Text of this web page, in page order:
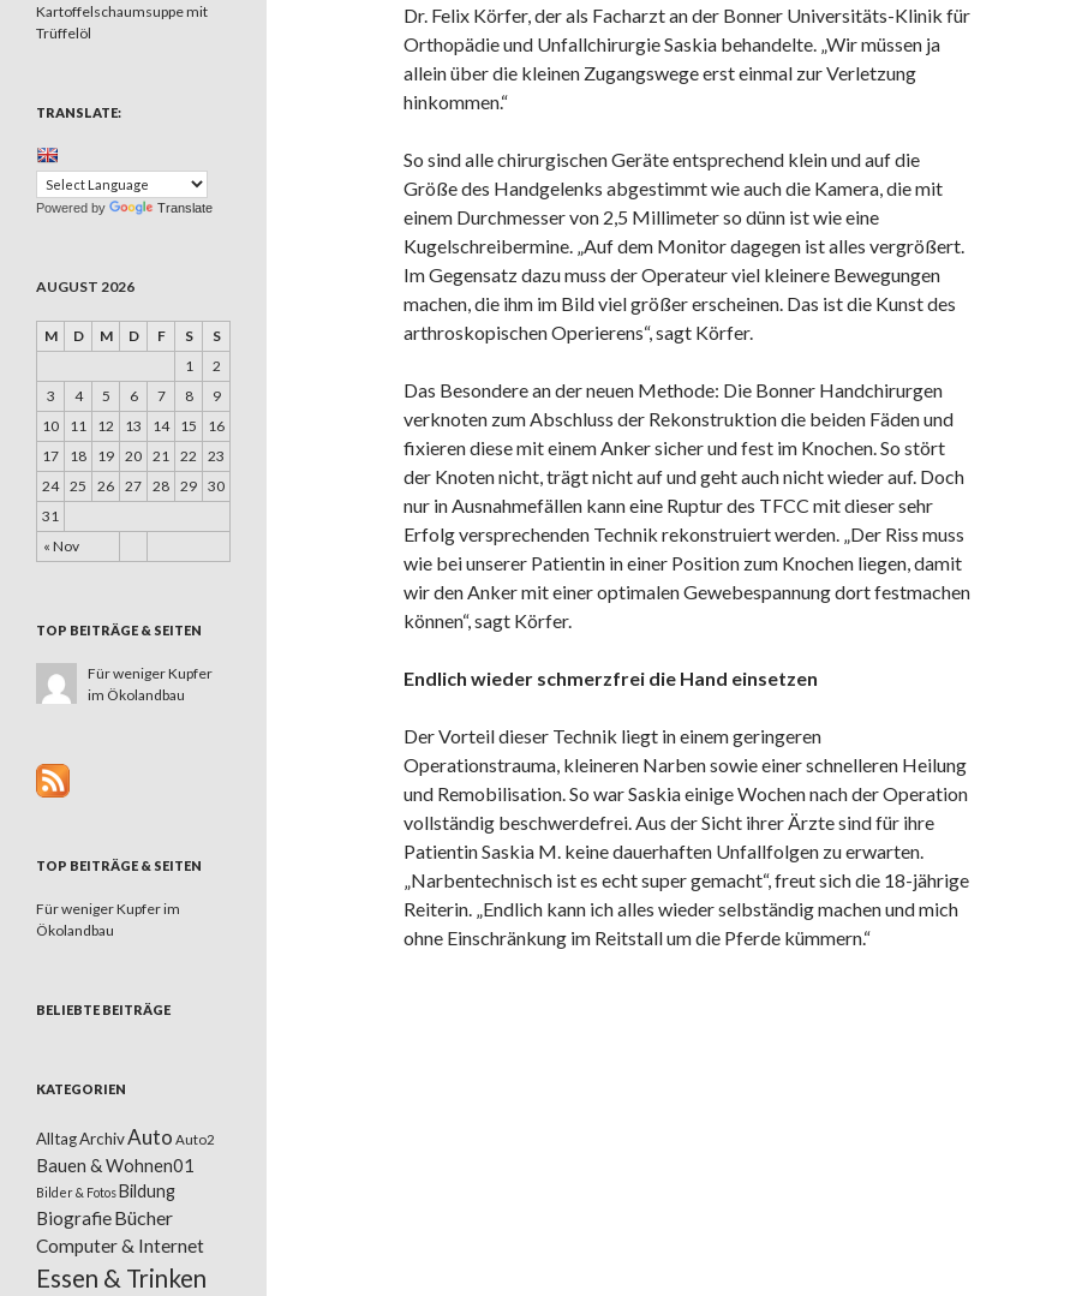
Dr. Felix Körfer, der als Facharzt an der Bonner Universitäts-Klinik für
Orthopädie und Unfallchirurgie Saskia behandelte. „Wir müssen ja
allein über die kleinen Zugangswege erst einmal zur Verletzung
hinkommen.“
So sind alle chirurgischen Geräte entsprechend klein und auf die
Größe des Handgelenks abgestimmt wie auch die Kamera, die mit
einem Durchmesser von 2,5 Millimeter so dünn ist wie eine
Kugelschreibermine. „Auf dem Monitor dagegen ist alles vergrößert.
Im Gegensatz dazu muss der Operateur viel kleinere Bewegungen
machen, die ihm im Bild viel größer erscheinen. Das ist die Kunst des
arthroskopischen Operierens“, sagt Körfer.
Das Besondere an der neuen Methode: Die Bonner Handchirurgen
verknoten zum Abschluss der Rekonstruktion die beiden Fäden und
fixieren diese mit einem Anker sicher und fest im Knochen. So stört
der Knoten nicht, trägt nicht auf und geht auch nicht wieder auf. Doch
nur in Ausnahmefällen kann eine Ruptur des TFCC mit dieser sehr
Erfolg versprechenden Technik rekonstruiert werden. „Der Riss muss
wie bei unserer Patientin in einer Position zum Knochen liegen, damit
wir den Anker mit einer optimalen Gewebespannung dort festmachen
können“, sagt Körfer.
Endlich wieder schmerzfrei die Hand einsetzen
Der Vorteil dieser Technik liegt in einem geringeren
Operationstrauma, kleineren Narben sowie einer schnelleren Heilung
und Remobilisation. So war Saskia einige Wochen nach der Operation
vollständig beschwerdefrei. Aus der Sicht ihrer Ärzte sind für ihre
Patientin Saskia M. keine dauerhaften Unfallfolgen zu erwarten.
„Narbentechnisch ist es echt super gemacht“, freut sich die 18-jährige
Reiterin. „Endlich kann ich alles wieder selbständig machen und mich
ohne Einschränkung im Reitstall um die Pferde kümmern.“
Kartoffelschaumsuppe mit
Trüffelöl
TRANSLATE:
Powered by Translate
AUGUST 2026
M D M D F S S
« Nov
1
2
3
4 5 6 7 8
9
10
11 12 13 14 15
16
17
18 19 20 21 22
23
24 25 26 27 28 29 30
31
TOP BEITRÄGE & SEITEN
Für weniger Kupfer
im Ökolandbau
TOP BEITRÄGE & SEITEN
Für weniger Kupfer im
Ökolandbau
BELIEBTE BEITRÄGE
KATEGORIEN
AlltagArchivAuto Auto2
Bauen & Wohnen01
Bilder & FotosBildung
BiografieBücher
Computer & Internet
Essen & Trinken